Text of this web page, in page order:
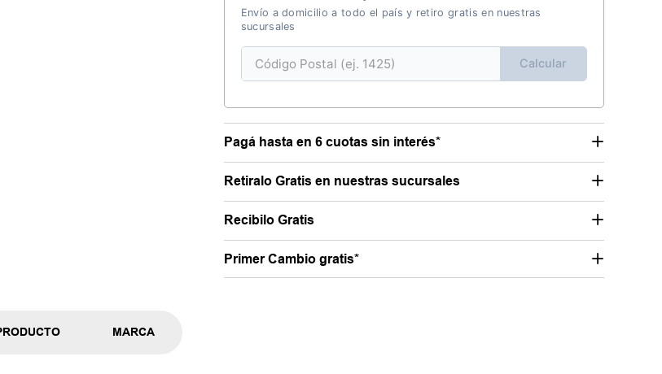
Envío a domicilio a todo el país y retiro gratis en nuestras
sucursales
Calcular
Pagá hasta en 6 cuotas sin interés*
Retiralo Gratis en nuestras sucursales
Recibilo Gratis
Primer Cambio gratis*
MARCA